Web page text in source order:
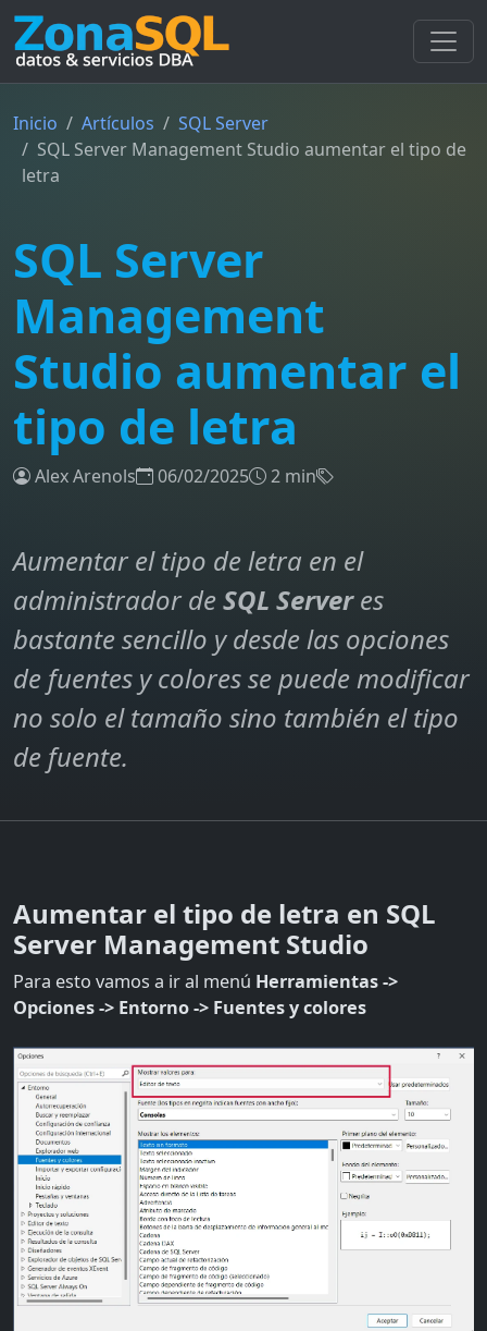
Inicio Artículos
SQL Server
SQL Server Management Studio aumentar el tipo de
letra
SQL Server
Management
Studio aumentar el
tipo de letra
Alex Arenols 06/02/2025 2 min
Aumentar el tipo de letra en el
administrador deSQL Serveres
bastante sencillo y desde las opciones
de fuentes y colores se puede modificar
no solo el tamaño sino también el tipo
de fuente.
Aumentar el tipo de letra en SQL
Server Management Studio
Para esto vamos a ir al menú Herramientas ->
Opciones -> Entorno -> Fuentes y colores